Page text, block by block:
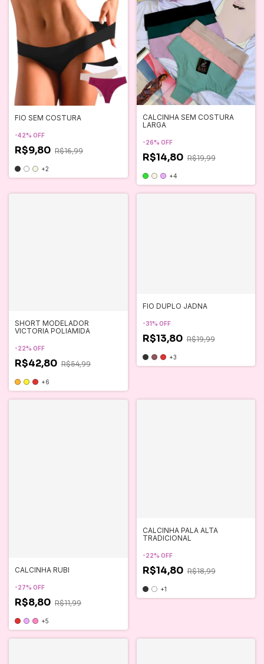
FIO SEM COSTURA
-42% OFF
R$9,80 R$16,99
+2
CALCINHA SEM COSTURA
LARGA
-26% OFF
R$14,80 R$19,99
+4
SHORT MODELADOR
VICTORIA POLIAMIDA
-22% OFF
R$42,80 R$54,99
+6
FIO DUPLO JADNA
-31% OFF
R$13,80 R$19,99
+3
CALCINHA RUBI
-27% OFF
R$8,80 R$11,99
+5
CALCINHA PALA ALTA
TRADICIONAL
-22% OFF
R$14,80 R$18,99
+1